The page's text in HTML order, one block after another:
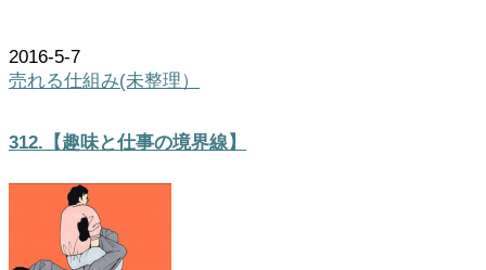
2016-5-7
売れる仕組み(未整理）
312.【趣味と仕事の境界線】